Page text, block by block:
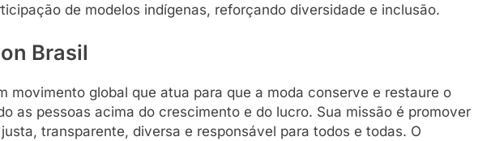
de modelos indígenas, reforçando diversidade e inclusão.
Brasil
movimento global que atua para que a moda conserve e restaure o
as pessoas acima do crescimento e do lucro. Sua missão é promover
transparente, diversa e responsável para todos e todas. O